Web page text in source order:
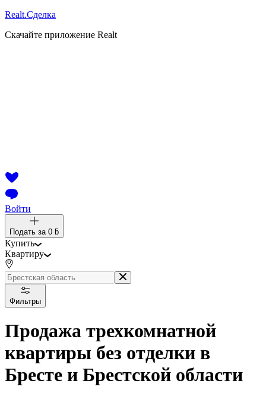
Realt.Сделка
Скачайте приложение Realt
Войти
Подать за 0 ƃ
Купить
Квартиру
Фильтры
Продажа трехкомнатной
квартиры без отделки в
Бресте и Брестской области